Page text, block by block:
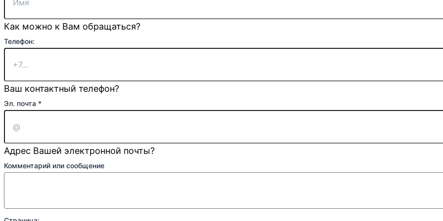
Как можно к Вам обращаться?
Страница:
Телефон:
Ваш контактный телефон?
Эл. почта *
Адрес Вашей электронной почты?
Комментарий или сообщение